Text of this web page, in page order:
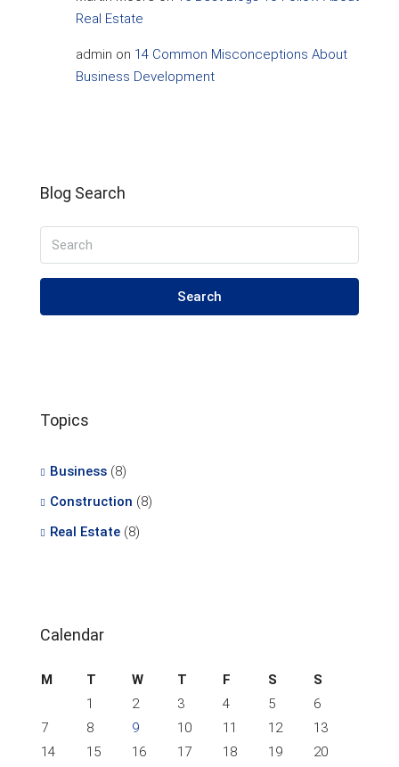
Real Estate
admin on 14 Common Misconceptions About
Business Development
Blog Search
Search
Topics
Business (8)
Construction (8)
Real Estate (8)
Calendar
M T W T F S
S
1
2 3 4 5
6
7
8 9 10 11 12
13
14
15 16 17 18 19
20